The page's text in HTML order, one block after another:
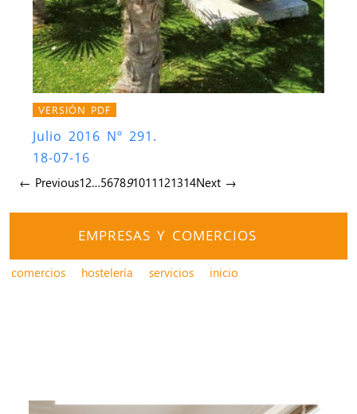
VERSIÓN PDF
Julio 2016 Nº 291.
18-07-16
← Previous12…567891011121314Next →
EMPRESAS Y COMERCIOS
comercios hostelería servicios inicio